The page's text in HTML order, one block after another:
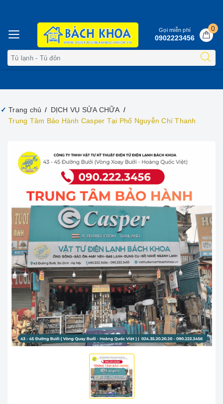
0
Gọi miễn phí
0902223456
Trang chủ
DỊCH VỤ SỬA CHỮA
Trung Tâm Bảo Hành Casper Tại Phố Nguyễn Chí Thanh